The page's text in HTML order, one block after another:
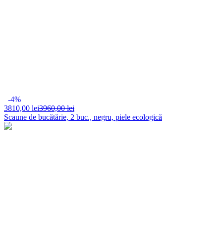
-4%
3810,00 lei3960,00 lei
Scaune de bucătărie, 2 buc., negru, piele ecologică